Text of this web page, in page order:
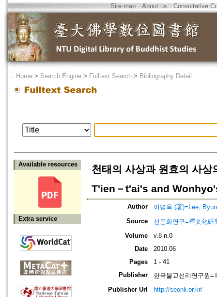
Site map．About us ． Consultative
． Home > Search Engine > Fulltext Search > Bibliography Detail
Available resources
Extra service
천태의 사상과 원효의 사
T'ien－t'ai's and
Author
이병욱 (著)=Lee,
Source
선문화연구=禪文化硏
Volume
v.8 n.0
Date
2010.06
Pages
1 - 41
Publisher
한국불교선리연구원
Publisher Url
http://seonli.or.kr/